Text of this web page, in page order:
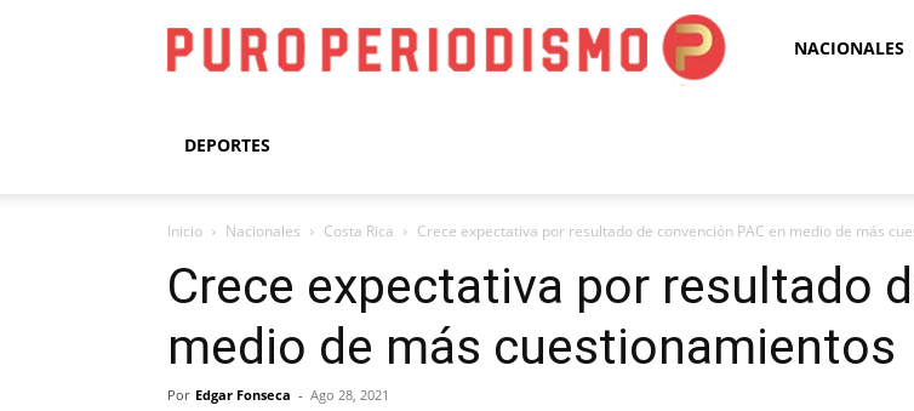
Puro NACIONALES
DEPORTES
Inicio Nacionales Costa Rica Crece expectativa por resultado de convención PAC en medio de más
Crece expectativa por resultado
medio de más cuestionamientos
Por Edgar Fonseca - Ago 28, 2021